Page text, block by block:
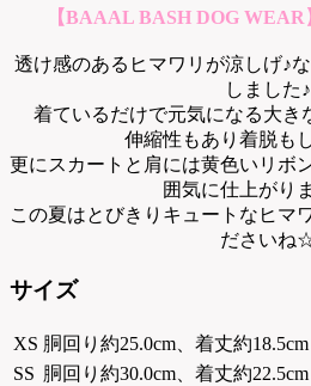
【BAAAL BASH DOG
透け感のあるヒマワリが涼しげ♪
しました♪
着ているだけで元気になる大き
伸縮性もあり着脱も
更にスカートと肩には黄色いリボ
囲気に仕上がり
この夏はとびきりキュートなヒマ
ださいね
サイズ
XS 胴回り約25.0cm、着丈約18.5cm
SS 胴回り約30.0cm、着丈約22.5cm